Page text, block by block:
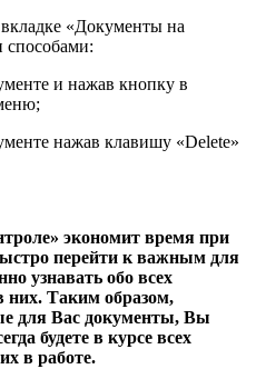
«Документы на
способами:
и нажав кнопку в
нажав клавишу «Delete»
экономит время при
перейти к важным для
узнавать обо всех
них. Таким образом,
для Вас документы, Вы
будете в курсе всех
в работе.